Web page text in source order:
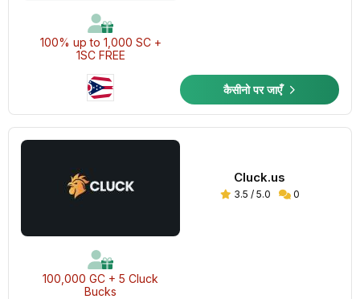
100% up to 1,000 SC +
1SC FREE
कैसीनो पर जाएँ
Cluck.us
3.5 / 5.0 0
100,000 GC + 5 Cluck
Bucks